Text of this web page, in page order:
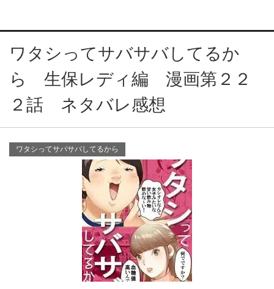
ワタシってサバサバしてるか
ら 生保レディ編 漫画第２２
２話 ネタバレ感想
ワタシってサバサバしてるから